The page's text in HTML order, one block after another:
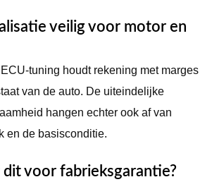
veilig voor motor en
tuning houdt rekening met marges
van de auto. De uiteindelijke
hangen echter ook af van
en de basisconditie.
voor fabrieksgarantie?